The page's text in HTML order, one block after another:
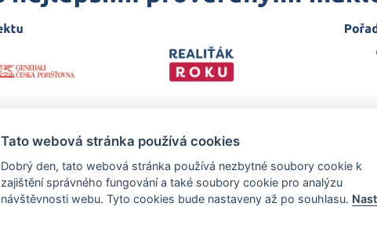
Tato webová stránka používá cookies
Dobrý den, tato webová stránka používá nezbytné soubory cookie k
zajištění správného fungování a také soubory cookie pro analýzu
návštěvnosti webu. Tyto cookies bude nastaveny až po souhlasu.